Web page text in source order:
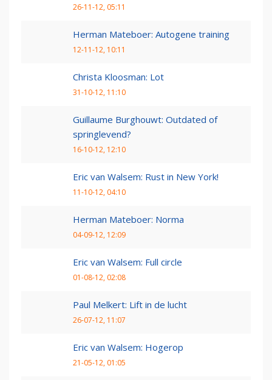
26-11-12, 05:11
Herman Mateboer: Autogene training
12-11-12, 10:11
Christa Kloosman: Lot
31-10-12, 11:10
Guillaume Burghouwt: Outdated of
springlevend?
16-10-12, 12:10
Eric van Walsem: Rust in New York!
11-10-12, 04:10
Herman Mateboer: Norma
04-09-12, 12:09
Eric van Walsem: Full circle
01-08-12, 02:08
Paul Melkert: Lift in de lucht
26-07-12, 11:07
Eric van Walsem: Hogerop
21-05-12, 01:05